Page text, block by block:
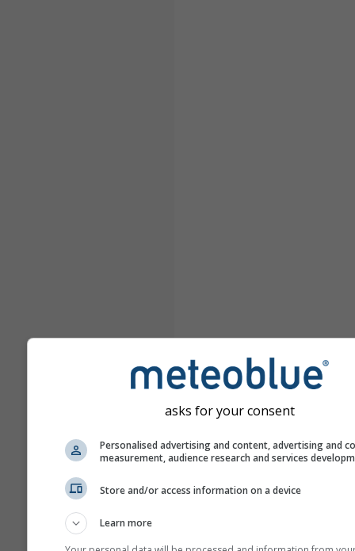
asks for your consent
Personalised advertising and content, advertising and
measurement, audience research and services
Store and/or access information on a device
Learn more